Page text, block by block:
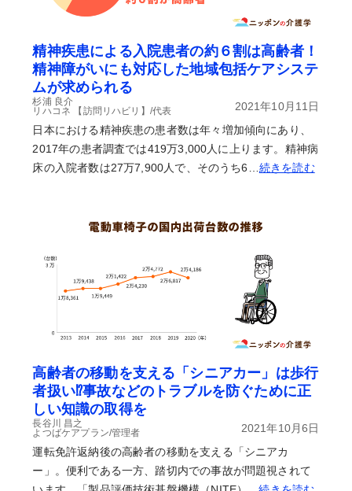
精神疾患による入院患者の約６割は高齢者！
精神障がいにも対応した地域包括ケアシステ
ムが求められる
杉浦 良介
リハコネ 【訪問リハビリ】/代表
2021年10月11日
日本における精神疾患の患者数は年々増加傾向にあり、
2017年の患者調査では419万3,000人に上ります。精神病
床の入院者数は27万7,900人で、そのうち6… 続きを読む
高齢者の移動を支える「シニアカー」は歩行
者扱い⁉事故などのトラブルを防ぐために正
しい知識の取得を
長谷川 昌之
よつばケアプラン/管理者
2021年10月6日
運転免許返納後の高齢者の移動を支える「シニアカ
ー」。便利である一方、踏切内での事故が問題視されて